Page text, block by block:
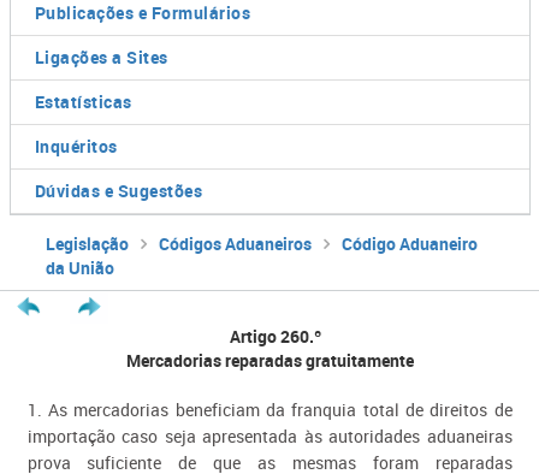
Publicações e Formulários
Ligações a Sites
Estatísticas
Inquéritos
Dúvidas e Sugestões
Legislação Códigos Aduaneiros
Código Aduaneiro
da União
Artigo 260.º
Mercadorias reparadas gratuitamente
1. As mercadorias beneficiam da franquia total de direitos de
importação caso seja apresentada às autoridades aduaneiras
prova suficiente de que as mesmas foram reparadas